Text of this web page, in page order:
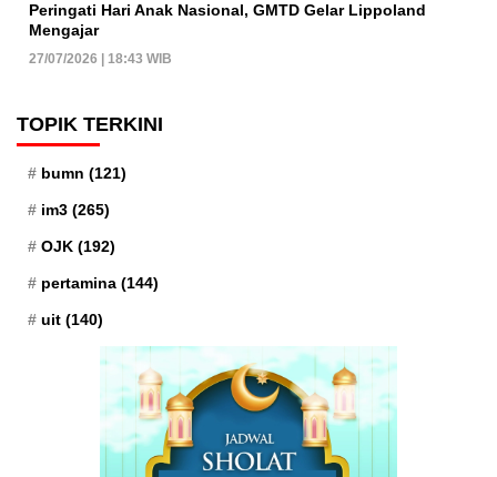
Peringati Hari Anak Nasional, GMTD Gelar Lippoland
Mengajar
27/07/2026 | 18:43 WIB
TOPIK TERKINI
bumn (121)
im3 (265)
OJK (192)
pertamina (144)
uit (140)